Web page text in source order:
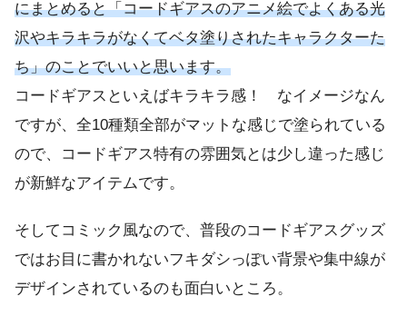
にまとめると「コードギアスのアニメ絵でよくある光
沢やキラキラがなくてベタ塗りされたキャラクターた
ち」のことでいいと思います。
コードギアスといえばキラキラ感！ なイメージなん
ですが、全10種類全部がマットな感じで塗られている
ので、コードギアス特有の雰囲気とは少し違った感じ
が新鮮なアイテムです。
そしてコミック風なので、普段のコードギアスグッズ
ではお目に書かれないフキダシっぽい背景や集中線が
デザインされているのも面白いところ。